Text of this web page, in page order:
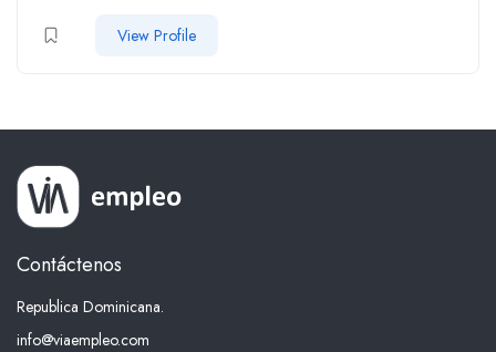
View Profile
Contáctenos
Republica Dominicana.
info@viaempleo.com